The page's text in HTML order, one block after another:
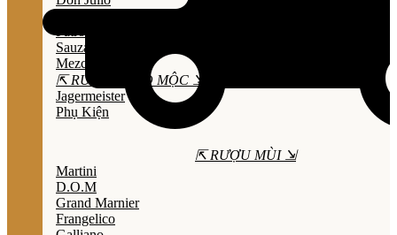
Sauza
Mezcal
⇱ RƯỢU THẢO MỘC ⇲
Jagermeister
Phụ Kiện
⇱ RƯỢU MÙI ⇲
Martini
D.O.M
Grand Marnier
Frangelico